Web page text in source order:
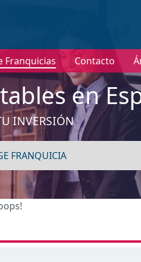
Franquicias Contacto
en
INVERSIÓN
expansión de esta franquicia
/ Decoración / Mobiliario